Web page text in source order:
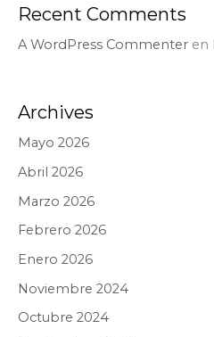
Recent Comments
A WordPress Commenter en
Archives
Mayo 2026
Abril 2026
Marzo 2026
Febrero 2026
Enero 2026
Noviembre 2024
Octubre 2024